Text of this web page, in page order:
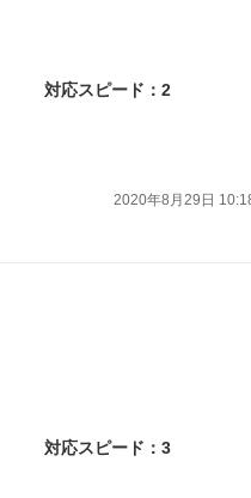
対応スピード：2
2020年8月29日
対応スピード：3